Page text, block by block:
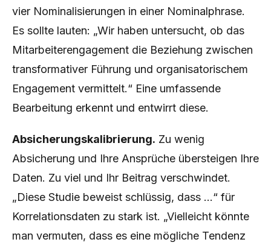
vier Nominalisierungen in einer Nominalphrase.
Es sollte lauten: „Wir haben untersucht, ob das
Mitarbeiterengagement die Beziehung zwischen
transformativer Führung und organisatorischem
Engagement vermittelt.“ Eine umfassende
Bearbeitung erkennt und entwirrt diese.
Absicherungskalibrierung. Zu wenig
Absicherung und Ihre Ansprüche übersteigen Ihre
Daten. Zu viel und Ihr Beitrag verschwindet.
„Diese Studie beweist schlüssig, dass …“ für
Korrelationsdaten zu stark ist. „Vielleicht könnte
man vermuten, dass es eine mögliche Tendenz